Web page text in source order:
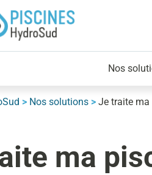
Nos
> Nos solutions > Je traite ma
ma